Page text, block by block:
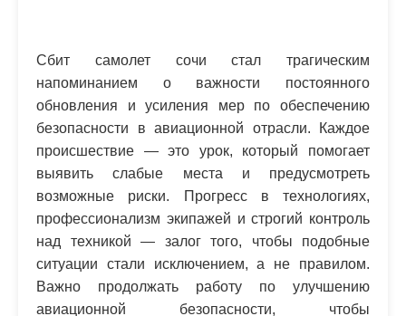
Сбит самолет сочи стал трагическим
напоминанием о важности постоянного
обновления и усиления мер по обеспечению
безопасности в авиационной отрасли. Каждое
происшествие — это урок, который помогает
выявить слабые места и предусмотреть
возможные риски. Прогресс в технологиях,
профессионализм экипажей и строгий контроль
над техникой — залог того, чтобы подобные
ситуации стали исключением, а не правилом.
Важно продолжать работу по улучшению
авиационной безопасности, чтобы